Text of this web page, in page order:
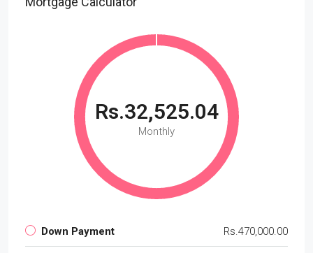
Rs.32,525.04
Monthly
Down Payment Rs.470,000.00